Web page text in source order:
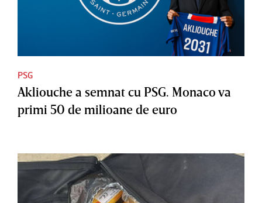
PSG
Akliouche a semnat cu PSG. Monaco va
primi 50 de milioane de euro